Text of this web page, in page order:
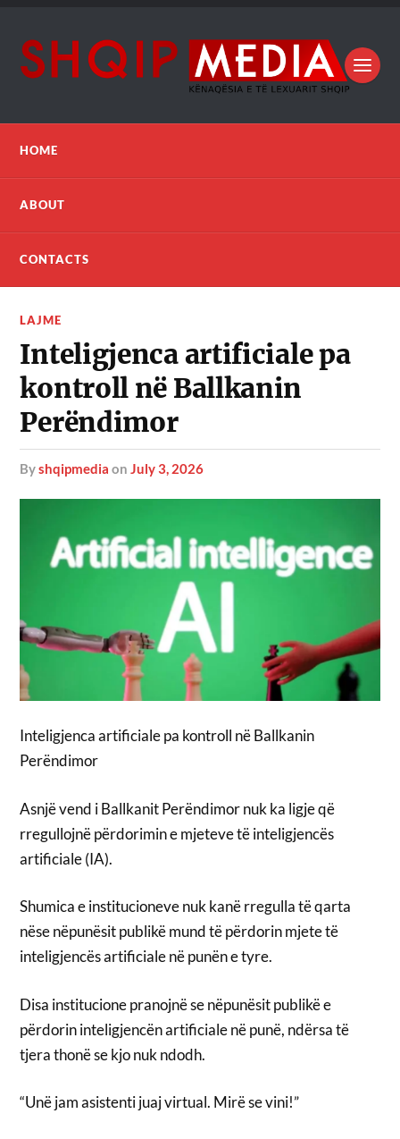
HOME
ABOUT
CONTACTS
LAJME
Inteligjenca artificiale pa
kontroll në Ballkanin
Perëndimor
byshqipmedia onJuly 3, 2026
Inteligjenca artificiale pa kontroll në Ballkanin
Perëndimor
Asnjë vend i Ballkanit Perëndimor nuk ka ligje që
rregullojnë përdorimin e mjeteve të inteligjencës
artificiale (IA).
Shumica e institucioneve nuk kanë rregulla të qarta
nëse nëpunësit publikë mund të përdorin mjete të
inteligjencës artificiale në punën e tyre.
Disa institucione pranojnë se nëpunësit publikë e
përdorin inteligjencën artificiale në punë, ndërsa të
tjera thonë se kjo nuk ndodh.
“Unë jam asistenti juaj virtual. Mirë se vini!”